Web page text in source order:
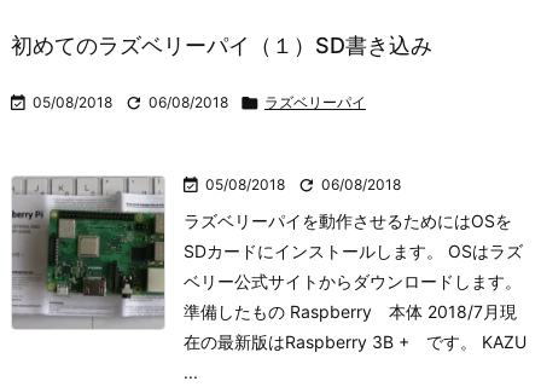
初めてのラズベリーパイ（１）SD書き込み
 05/08/2018  06/08/2018  ラズベリーパイ
 05/08/2018  06/08/2018
ラズベリーパイを動作させるためにはOSを
SDカードにインストールします。 OSはラズ
ベリー公式サイトからダウンロードします。
準備したもの Raspberry 本体 2018/7月現
在の最新版はRaspberry 3B + です。 KAZU
...